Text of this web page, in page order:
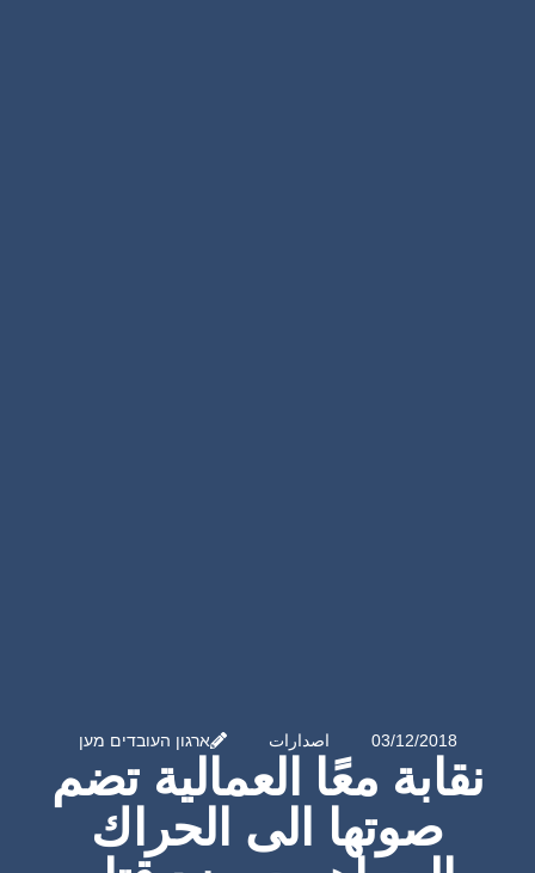
03/12/2018 اصدارات ארגון העובדים מען
نقابة معًا العمالية تضم
صوتها الى الحراك